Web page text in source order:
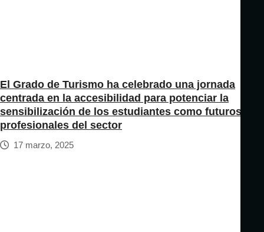
El Grado de Turismo ha celebrado una jornada
centrada en la accesibilidad para potenciar la
sensibilización de los estudiantes como futuros
profesionales del sector
17 marzo, 2025